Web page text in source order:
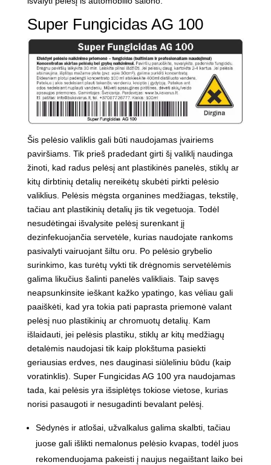
Super Fungicidas AG 100
Šis pelėsio valiklis gali būti naudojamas įvairiems
paviršiams. Tik prieš pradedant girti šį valiklį naudinga
žinoti, kad radus pelėsį ant plastikinės panelės, stiklų ar
kitų dirbtinių detalių nereikėtų skubėti pirkti pelėsio
valiklius. Pelėsis mėgsta organines medžiagas, tekstilę,
tačiau ant plastikinių detalių jis tik vegetuoja. Todėl
nesudėtingai išvalysite pelėsį surenkant jį
dezinfekuojančia servetėle, kurias naudojate rankoms
pasivalyti vairuojant šiltu oru. Po pelėsio grybelio
surinkimo, kas turėtų vykti tik drėgnomis servetėlėmis
galima likučius šalinti panelės valikliais. Taip savęs
neapsunkinsite ieškant kažko ypatingo, kas vėliau gali
paaiškėti, kad yra tokia pati paprasta priemonė valant
pelėsį nuo plastikinių ar chromuotų detalių. Kam
išlaidauti, jei pelėsis plastiku, stiklų ar kitų medžiagų
detalėmis naudojasi tik kaip plokštuma pasiekti
geriausias erdves, nes dauginasi siūleliniu būdu (kaip
voratinklis). Super Fungicidas AG 100 yra naudojamas
tada, kai pelėsis yra išsiplėtęs tokiose vietose, kurias
norisi pasaugoti ir nesugadinti bevalant pelėsį.
Sėdynės ir atlošai, užvalkalus galima skalbti, tačiau
juose gali išlikti nemalonus pelėsio kvapas, todėl juos
rekomenduojama pakeisti į naujus negaištant laiko bei